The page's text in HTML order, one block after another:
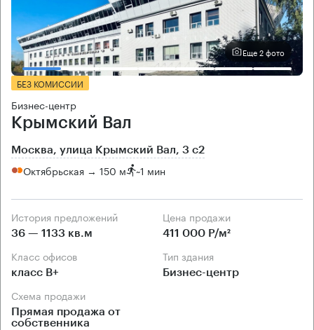
Еще 2 фото
БЕЗ КОМИССИИ
Бизнес-центр
Крымский Вал
Москва, улица Крымский Вал, 3 с2
Октябрьская → 150 м ~1 мин
История предложений
36 — 1133 кв.м
Цена продажи
411 000 Р/м²
Класс офисов
класс B+
Тип здания
Бизнес-центр
Схема продажи
Прямая продажа от
собственника